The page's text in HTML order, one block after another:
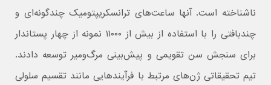
ناشناخته است. آنها ساعت‌های ترانسکریپتومیک چندگونه‌ای و
چندبافتی را با استفاده از بیش از ۱۱۰۰۰ نمونه از چهار پستاندار
برای سنجش سن تقویمی و پیش‌بینی مرگ‌ومیر توسعه دادند.
تیم تحقیقاتی ژن‌های مرتبط با فرآیندهایی مانند تقسیم سلولی